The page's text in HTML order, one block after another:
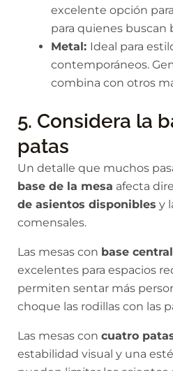
excelente opción
para quienes
Metal: Ideal para
contemporáneos.
combina con otros
5. Considera la
patas
Un detalle que muchos
base de la mesa afecta
de asientos disponibles y
comensales.
Las mesas con base
excelentes para espacios
permiten sentar más
choque las rodillas con las
Las mesas con cuatro
estabilidad visual y una